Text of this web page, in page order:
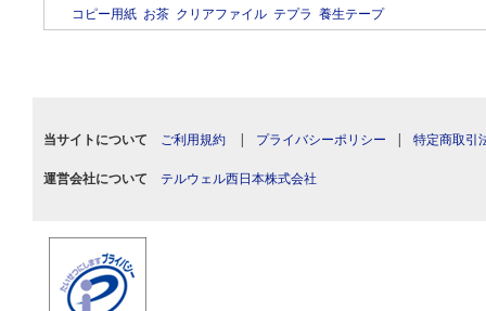
コピー用紙 お茶 クリアファイル テプラ 養生テープ
当サイトについて ご利用規約 | プライバシーポリシー | 特定商取引
運営会社について テルウェル西日本株式会社